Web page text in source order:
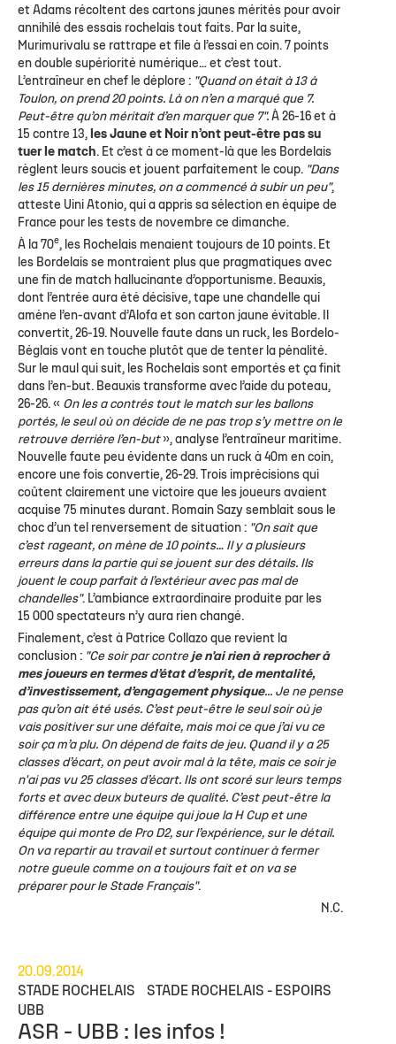
et Adams récoltent des cartons jaunes mérités pour avoir
annihilé des essais rochelais tout faits. Par la suite,
Murimurivalu se rattrape et file à l’essai en coin. 7 points
en double supériorité numérique… et c’est tout.
L’entraîneur en chef le déplore : "Quand on était à 13 à
Toulon, on prend 20 points. Là on n’en a marqué que 7.
Peut-être qu’on méritait d’en marquer que 7". À 26-16 et à
15 contre 13, les Jaune et Noir n’ont peut-être pas su
tuer le match. Et c’est à ce moment-là que les Bordelais
règlent leurs soucis et jouent parfaitement le coup. "Dans
les 15 dernières minutes, on a commencé à subir un peu",
atteste Uini Atonio, qui a appris sa sélection en équipe de
France pour les tests de novembre ce dimanche.
À la 70e, les Rochelais menaient toujours de 10 points. Et
les Bordelais se montraient plus que pragmatiques avec
une fin de match hallucinante d’opportunisme. Beauxis,
dont l’entrée aura été décisive, tape une chandelle qui
amène l’en-avant d’Alofa et son carton jaune évitable. Il
convertit, 26-19. Nouvelle faute dans un ruck, les Bordelo-
Béglais vont en touche plutôt que de tenter la pénalité.
Sur le maul qui suit, les Rochelais sont emportés et ça finit
dans l’en-but. Beauxis transforme avec l’aide du poteau,
26-26. « On les a contrés tout le match sur les ballons
portés, le seul où on décide de ne pas trop s’y mettre on le
retrouve derrière l’en-but», analyse l’entraîneur maritime.
Nouvelle faute peu évidente dans un ruck à 40m en coin,
encore une fois convertie, 26-29. Trois imprécisions qui
coûtent clairement une victoire que les joueurs avaient
acquise 75 minutes durant. Romain Sazy semblait sous le
choc d’un tel renversement de situation : "On sait que
c’est rageant, on mène de 10 points… Il y a plusieurs
erreurs dans la partie qui se jouent sur des détails. Ils
jouent le coup parfait à l’extérieur avec pas mal de
chandelles". L’ambiance extraordinaire produite par les
15 000 spectateurs n’y aura rien changé.
Finalement, c’est à Patrice Collazo que revient la
conclusion : "Ce soir par contre je n'ai rien à reprocher à
mes joueurs en termes d’état d’esprit, de mentalité,
d’investissement, d’engagement physique... Je ne pense
pas qu’on ait été usés. C’est peut-être le seul soir où je
vais positiver sur une défaite, mais moi ce que j’ai vu ce
soir ça m’a plu. On dépend de faits de jeu. Quand il y a 25
classes d’écart, on peut avoir mal à la tête, mais ce soir je
n'ai pas vu 25 classes d’écart. Ils ont scoré sur leurs temps
forts et avec deux buteurs de qualité. C’est peut-être la
différence entre une équipe qui joue la H Cup et une
équipe qui monte de Pro D2, sur l’expérience, sur le détail.
On va repartir au travail et surtout continuer à fermer
notre gueule comme on a toujours fait et on va se
préparer pour le Stade Français".
N.C.
20.09.2014
STADE ROCHELAIS
STADE ROCHELAIS - ESPOIRS
UBB
ASR - UBB : les infos !